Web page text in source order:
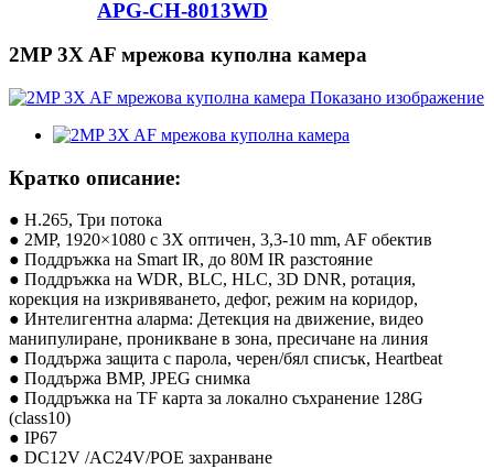
APG-CH-8013WD
2MP 3X AF мрежова куполна камера
Кратко описание:
● H.265, Три потока
● 2MP, 1920×1080 с 3X оптичен, 3,3-10 mm, AF обектив
● Поддръжка на Smart IR, до 80M IR разстояние
● Поддръжка на WDR, BLC, HLC, 3D DNR, ротация,
корекция на изкривяването, дефог, режим на коридор,
● Интелигентна аларма: Детекция на движение, видео
манипулиране, проникване в зона, пресичане на линия
● Поддържа защита с парола, черен/бял списък, Heartbeat
● Поддържа BMP, JPEG снимка
● Поддръжка на TF карта за локално съхранение 128G
(class10)
● IP67
● DC12V /AC24V/POE захранване